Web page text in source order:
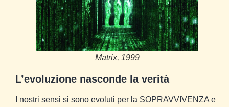
Matrix, 1999
L’evoluzione nasconde la verità
I nostri sensi si sono evoluti per la SOPRAVVIVENZA e